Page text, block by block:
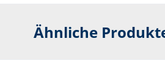
Ähnliche